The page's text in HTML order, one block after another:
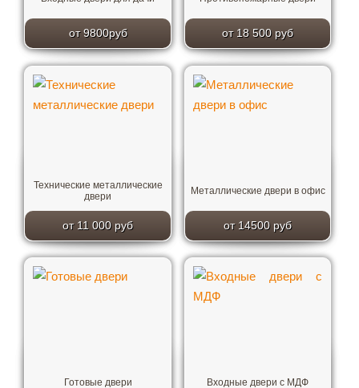
от 9800руб от 18 500 руб
Технические металлические
двери
от 11 000 руб
Металлические двери в офис
от 14500 руб
Готовые двери Входные двери с МДФ